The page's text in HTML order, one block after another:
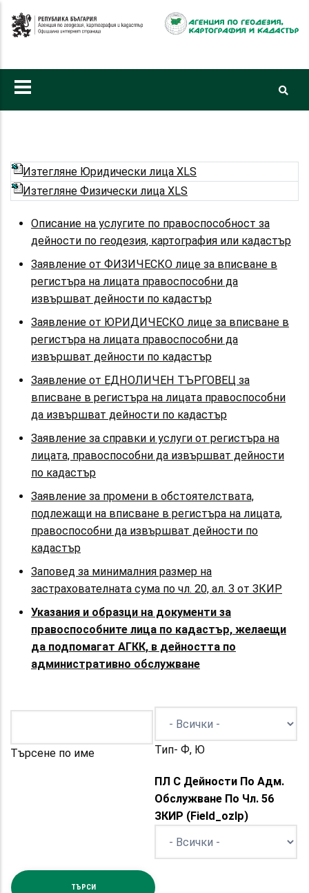
към
Изтегляне Юридически лица XLS
Изтегляне Физически лица XLS
Описание на услугите по правоспособност за
дейности по геодезия, картография или кадастър
Заявление от ФИЗИЧЕСКО лице за вписване в
регистъра на лицата правоспособни да
извършват дейности по кадастър
Заявление от ЮРИДИЧЕСКО лице за вписване в
регистъра на лицата правоспособни да
извършват дейности по кадастър
Заявление от ЕДНОЛИЧЕН ТЪРГОВЕЦ за
вписване в регистъра на лицата правоспособни
да извършват дейности по кадастър
Заявление за справки и услуги от регистъра на
лицата, правоспособни да извършват дейности
по кадастър
Заявление за промени в обстоятелствата,
подлежащи на вписване в регистъра на лицата,
правоспособни да извършват дейности по
кадастър
Заповед за минималния размер на
застрахователната сума по чл. 20, ал. 3 от ЗКИР
Указания и образци на документи за
правоспособните лица по кадастър, желаещи
да подпомагат АГКК, в дейността по
административно обслужване
Търсене по име Тип- Ф, Ю
ПЛ С Дейности По Адм.
Обслужване По Чл. 56
ЗКИР (field_ozlp)